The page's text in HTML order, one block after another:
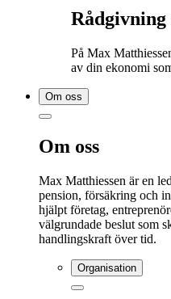
På Max
av din ekonomi
Om oss
Om oss
Max Matthiessen är en
pension, försäkring och
hjälpt företag,
välgrundade beslut som
handlingskraft över tid.
Organisation